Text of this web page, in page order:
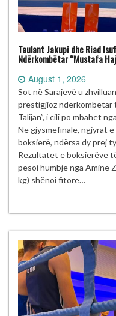
Taulant Jakupi dhe Riad
Ndërkombëtar “Mustafa
August 1, 2026
Sot në Sarajevë u
prestigjioz ndërkombëtar
Talijan”, i cili po mbahet
Në gjysmëfinale, ngjyrat
boksierë, ndërsa dy prej
Rezultatet e boksierëve
pësoi humbje nga Amine
kg) shënoi fitore…